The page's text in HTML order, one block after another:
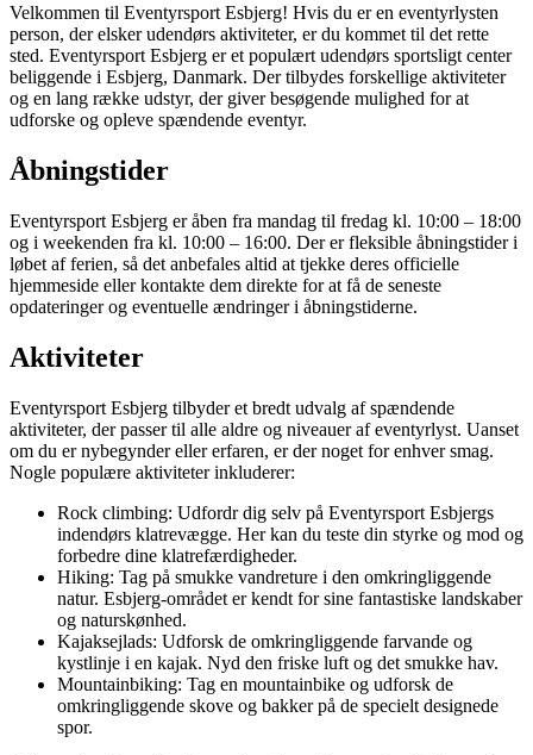
Velkommen til Eventyrsport Esbjerg! Hvis du er en eventyrlysten
person, der elsker udendørs aktiviteter, er du kommet til det rette
sted. Eventyrsport Esbjerg er et populært udendørs sportsligt center
beliggende i Esbjerg, Danmark. Der tilbydes forskellige aktiviteter
og en lang række udstyr, der giver besøgende mulighed for at
udforske og opleve spændende eventyr.
Åbningstider
Eventyrsport Esbjerg er åben fra mandag til fredag ​​kl. 10:00 – 18:00
og i weekenden fra kl. 10:00 – 16:00. Der er fleksible åbningstider i
løbet af ferien, så det anbefales altid at tjekke deres officielle
hjemmeside eller kontakte dem direkte for at få de seneste
opdateringer og eventuelle ændringer i åbningstiderne.
Aktiviteter
Eventyrsport Esbjerg tilbyder et bredt udvalg af spændende
aktiviteter, der passer til alle aldre og niveauer af eventyrlyst. Uanset
om du er nybegynder eller erfaren, er der noget for enhver smag.
Nogle populære aktiviteter inkluderer:
Rock climbing: Udfordr dig selv på Eventyrsport Esbjergs
indendørs klatrevægge. Her kan du teste din styrke og mod og
forbedre dine klatrefærdigheder.
Hiking: Tag på smukke vandreture i den omkringliggende
natur. Esbjerg-området er kendt for sine fantastiske landskaber
og naturskønhed.
Kajaksejlads: Udforsk de omkringliggende farvande og
kystlinje i en kajak. Nyd den friske luft og det smukke hav.
Mountainbiking: Tag en mountainbike og udforsk de
omkringliggende skove og bakker på de specielt designede
spor.